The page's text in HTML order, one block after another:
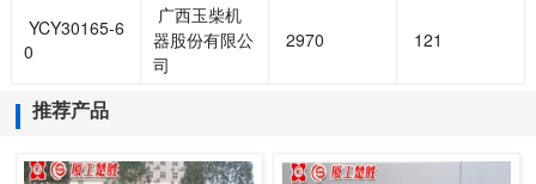
YCY30165-6
0
广西玉柴机
器股份有限公
司
2970 121
推荐产品